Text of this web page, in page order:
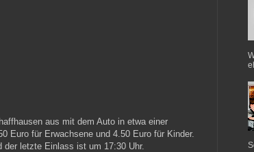
aus mit dem Auto in etwa einer
Euro für Erwachsene und 4.50 Euro für Kinder.
letzte Einlass ist um 17:30 Uhr.